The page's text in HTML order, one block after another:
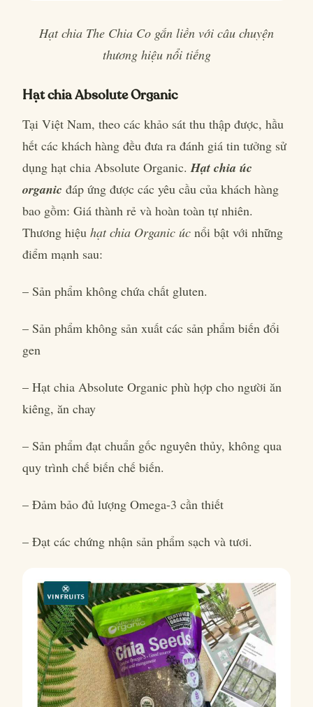
Hạt chia The Chia Co gắn liền với câu chuyện
thương hiệu nổi tiếng
Hạt chia Absolute Organic
Tại Việt Nam, theo các khảo sát thu thập được, hầu
hết các khách hàng đều đưa ra đánh giá tin tưởng sử
dụng hạt chia Absolute Organic.Hạt chia úc
organic đáp ứng được các yêu cầu của khách hàng
bao gồm: Giá thành rẻ và hoàn toàn tự nhiên.
Thương hiệu hạt chia Organic úc nổi bật với những
điểm mạnh sau:
– Sản phẩm không chứa chất gluten.
– Sản phẩm không sản xuất các sản phẩm biến đổi
gen
– Hạt chia Absolute Organic phù hợp cho người ăn
kiêng, ăn chay
– Sản phẩm đạt chuẩn gốc nguyên thủy, không qua
quy trình chế biến chế biến.
– Đảm bảo đủ lượng Omega-3 cần thiết
– Đạt các chứng nhận sản phẩm sạch và tươi.